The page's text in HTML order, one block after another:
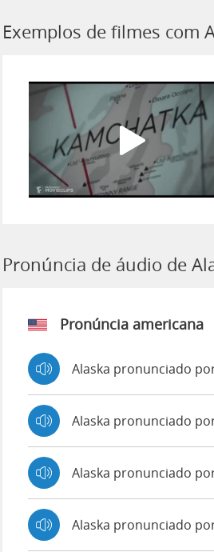
Exemplos de filmes com
Pronúncia de áudio de
Pronúncia americana
Alaska pronunciado
Alaska pronunciado
Alaska pronunciado
Alaska pronunciado